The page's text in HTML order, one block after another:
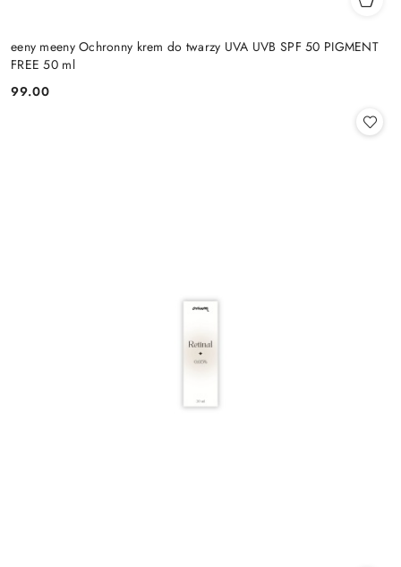
eeny meeny Ochronny krem do twarzy UVA UVB SPF 50 PIGMENT
FREE 50 ml
Cena:
99.00